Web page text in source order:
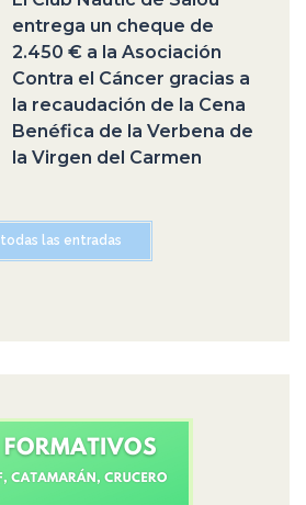
entrega un cheque de
2.450 € a la Asociación
Contra el Cáncer gracias a
la recaudación de la Cena
Benéfica de la Verbena de
la Virgen del Carmen
todas las entradas